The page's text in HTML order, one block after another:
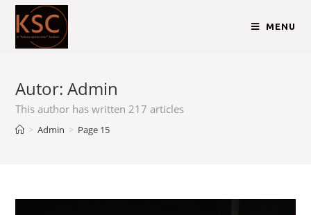
MENU
Autor:Admin
This author has written 217 articles
> Admin > Page 15